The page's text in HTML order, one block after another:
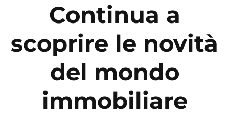
Continua a
scoprire le novità
del mondo
immobiliare